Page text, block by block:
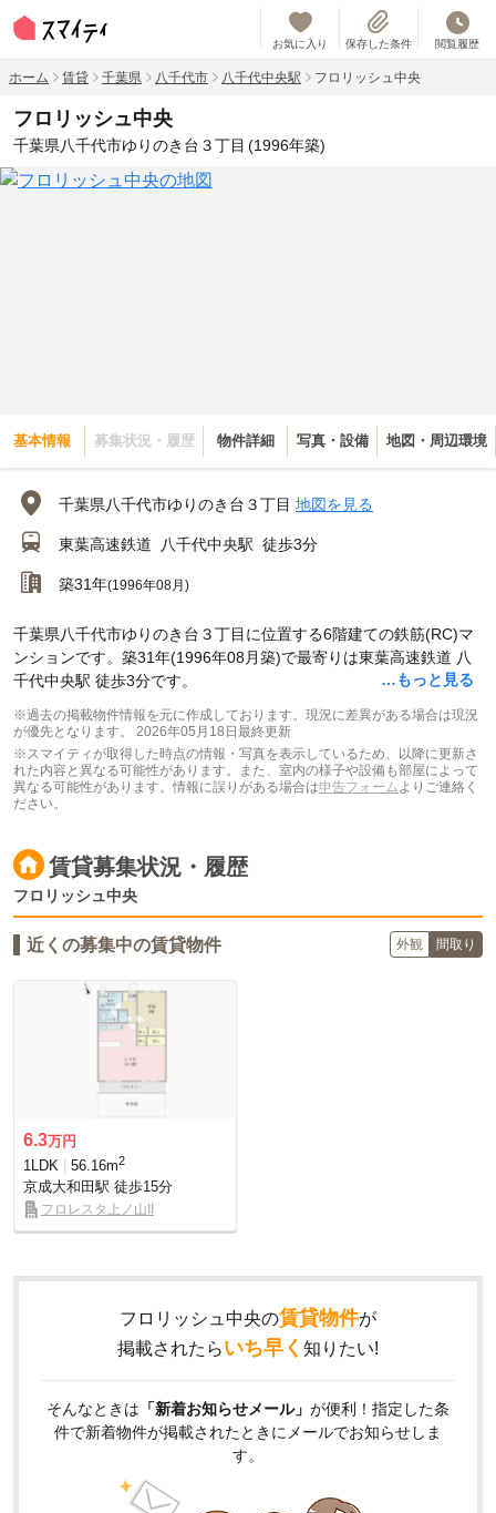
お気に入り 保存した条件 閲覧履歴
ホーム 賃貸 千葉県 八千代市 八千代中央駅 フロリッシュ中央
フロリッシュ中央
千葉県八千代市ゆりのき台３丁目 (1996年築)
基本情報 募集状況・履歴 物件詳細 写真・設備 地図・周辺環境
千葉県八千代市ゆりのき台３丁目 地図を見る
東葉高速鉄道 八千代中央駅 徒歩3分
築31年(1996年08月)
…もっと見る
千葉県八千代市ゆりのき台３丁目に位置する6階建ての鉄筋(RC)マ
ンションです。築31年(1996年08月築)で最寄りは東葉高速鉄道 八
千代中央駅 徒歩3分です。
※過去の掲載物件情報を元に作成しております。現況に差異がある場合は現況
が優先となります。 2026年05月18日最終更新
※スマイティが取得した時点の情報・写真を表示しているため、以降に更新さ
れた内容と異なる可能性があります。また、室内の様子や設備も部屋によって
異なる可能性があります。情報に誤りがある場合は申告フォームよりご連絡く
ださい。
賃貸募集状況・履歴
フロリッシュ中央
近くの募集中の賃貸物件 外観 間取り
6.3万円
1LDK
56.16m2
京成大和田駅 徒歩15分
フロレスタ上ノ山II
フロリッシュ中央の賃貸物件が
掲載されたらいち早く 知りたい!
そんなときは 「新着お知らせメール」 が便利！指定した条
件で新着物件が掲載されたときにメールでお知らせしま
す。